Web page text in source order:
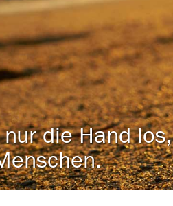
die Hand los,